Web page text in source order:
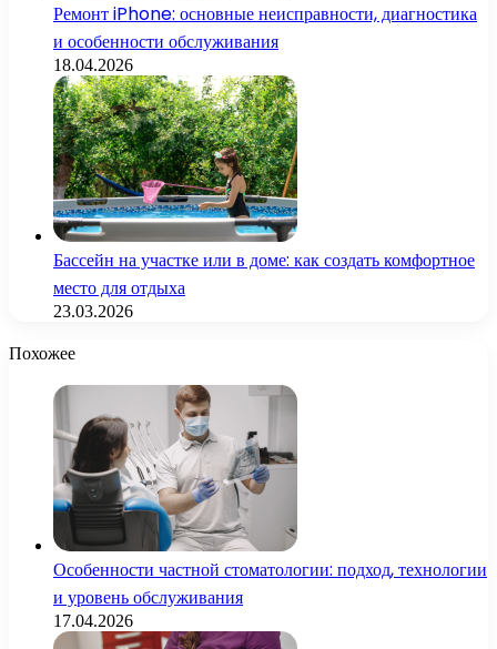
Ремонт iPhone: основные неисправности, диагностика
и особенности обслуживания
18.04.2026
Бассейн на участке или в доме: как создать комфортное
место для отдыха
23.03.2026
Похожее
Особенности частной стоматологии: подход, технологии
и уровень обслуживания
17.04.2026